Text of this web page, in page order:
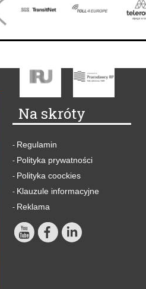
Na skróty
- Regulamin
- Polityka prywatności
- Polityka coockies
- Klauzule informacyjne
- Reklama